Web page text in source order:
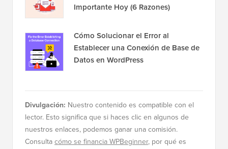
Cómo Solucionar el Error al
Datos en WordPress
lector. Esto significa que si haces clic en algunos de
nuestros enlaces, podemos ganar una comisión.
Consultacómo se financia WPBeginner, por qué es
importante y cómo puedes apoyarnos. Aquí está
nuestroproceso editorial.